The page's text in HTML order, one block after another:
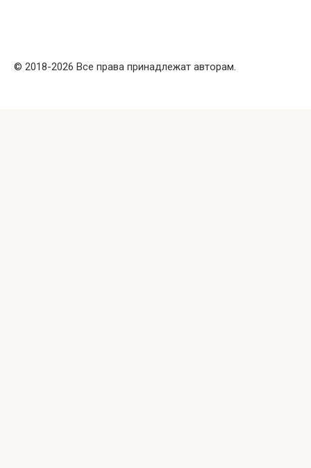
© 2018-2026 Все права принадлежат авторам.